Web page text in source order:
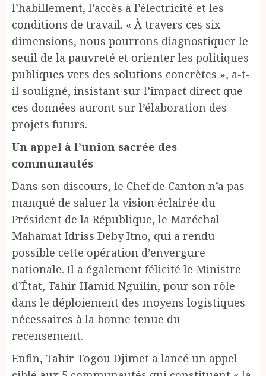
l’habillement, l’accès à l’électricité et les
conditions de travail. « À travers ces six
dimensions, nous pourrons diagnostiquer le
seuil de la pauvreté et orienter les politiques
publiques vers des solutions concrètes », a-t-
il souligné, insistant sur l’impact direct que
ces données auront sur l’élaboration des
projets futurs.
Un appel à l’union sacrée des
communautés
Dans son discours, le Chef de Canton n’a pas
manqué de saluer la vision éclairée du
Président de la République, le Maréchal
Mahamat Idriss Deby Itno, qui a rendu
possible cette opération d’envergure
nationale. Il a également félicité le Ministre
d’État, Tahir Hamid Nguilin, pour son rôle
dans le déploiement des moyens logistiques
nécessaires à la bonne tenue du
recensement.
Enfin, Tahir Togou Djimet a lancé un appel